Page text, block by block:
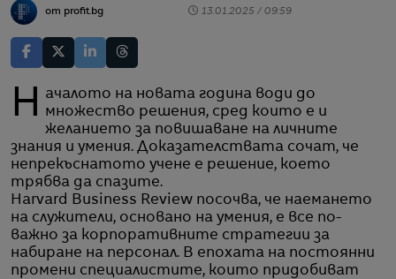
от profit.bg 13.01.2025 / 09:59
Началото на новата година води до
множество решения, сред които е и
желанието за повишаване на личните
знания и умения. Доказателствата сочат, че
непрекъснатото учене е решение, което
трябва да спазите.
Harvard Business Review посочва, че наемането
на служители, основано на умения, е все по-
важно за корпоративните стратегии за
набиране на персонал. В епохата на постоянни
промени специалистите, които придобиват